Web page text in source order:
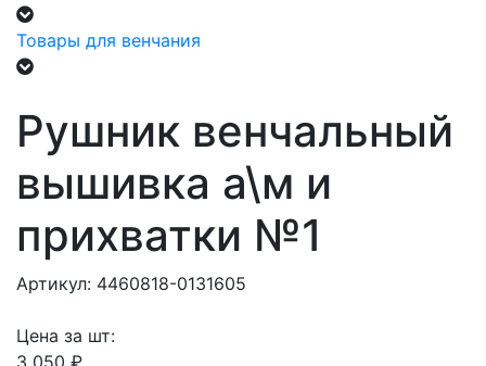
Товары для венчания
Рушник венчальный
вышивка а\м и
прихватки №1
Артикул: 4460818-0131605
Цена за шт:
3 050 ₽